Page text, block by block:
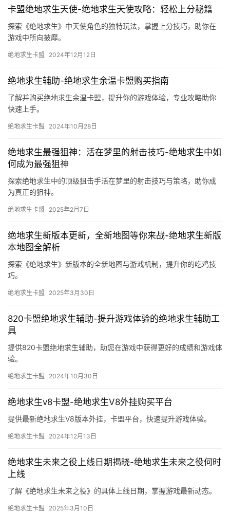
卡盟绝地求生天使-绝地求生天使攻略：轻松上分秘籍
探索《绝地求生》中天使角色的独特玩法，掌握上分技巧，助你在
游戏中所向披靡。
绝地求生卡盟 2024年12月12日
绝地求生辅助-绝地求生余温卡盟购买指南
了解并购买绝地求生余温卡盟，提升你的游戏体验，专业攻略助你
快速上手。
绝地求生卡盟 2024年10月28日
绝地求生最强狙神：活在梦里的射击技巧-绝地求生中如
何成为最强狙神
探索绝地求生中的顶级狙击手活在梦里的射击技巧与策略，助你成
为真正的狙神。
绝地求生卡盟 2025年2月7日
绝地求生新版本更新，全新地图等你来战-绝地求生新版
本地图全解析
探索《绝地求生》新版本的全新地图与游戏机制，提升你的吃鸡技
巧。
绝地求生卡盟 2025年3月30日
820卡盟绝地求生辅助-提升游戏体验的绝地求生辅助工
具
提供820卡盟绝地求生辅助，助您在游戏中获得更好的成绩和游戏体
验。
绝地求生卡盟 2024年10月30日
绝地求生v8卡盟-绝地求生V8外挂购买平台
提供最新绝地求生V8版本外挂，卡盟平台，快速提升游戏体验。
绝地求生卡盟 2024年12月13日
绝地求生未来之役上线日期揭晓-绝地求生未来之役何时
上线
了解《绝地求生未来之役》的具体上线日期，掌握游戏最新动态。
绝地求生卡盟 2025年3月10日